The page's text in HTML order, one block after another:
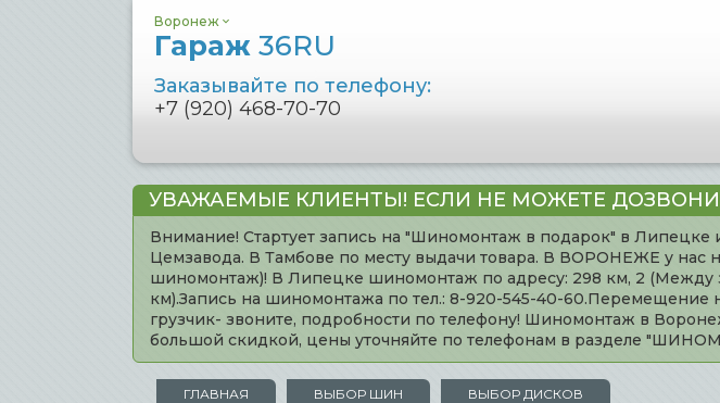
Воронеж
Гараж 36RU
Заказывайте по телефону:
+7 (920) 468-70-70
УВАЖАЕМЫЕ КЛИЕНТЫ! ЕСЛИ НЕ МОЖЕТЕ
Внимание! Стартует запись на "Шиномонтаж в подарок" в
Цемзавода. В Тамбове по месту выдачи товара. В ВОРОНЕЖЕ у нас
шиномонтаж)! В Липецке шиномонтаж по адресу: 298 км, 2 (Между
км).Запись на шиномонтажа по тел.: 8-920-545-40-60.Перемещение
грузчик- звоните, подробности по телефону! Шиномонтаж в
большой скидкой, цены уточняйте по телефонам в разделе
ГЛАВНАЯ ВЫБОР ШИН ВЫБОР ДИСКОВ